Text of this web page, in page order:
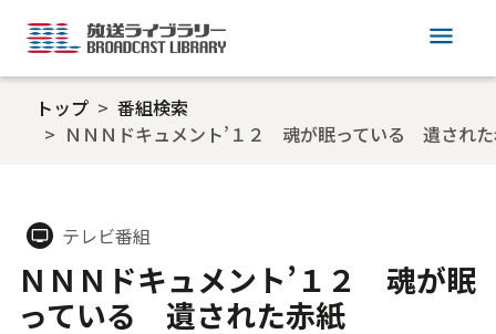
menu
トップ
番組検索
ＮＮＮドキュメント’１２ 魂が眠っている 遺され
tv テレビ番組
ＮＮＮドキュメント’１２ 魂が眠
っている 遺された赤紙